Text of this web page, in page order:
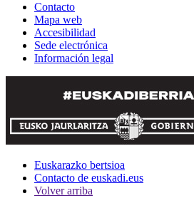
Contacto
Mapa web
Accesibilidad
Sede electrónica
Información legal
Euskarazko bertsioa
Contacto de euskadi.eus
Volver arriba